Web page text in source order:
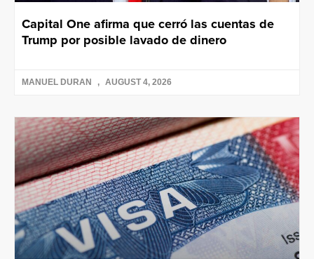
Capital One afirma que cerró las cuentas de
Trump por posible lavado de dinero
MANUEL DURAN AUGUST 4, 2026